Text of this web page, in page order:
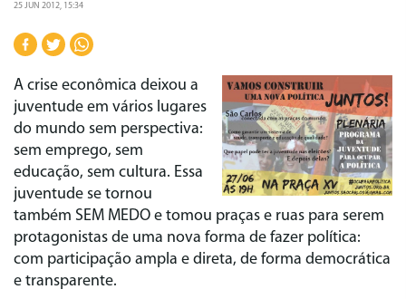
25 JUN 2012, 15:34
A crise econômica deixou a
juventude em vários lugares
do mundo sem perspectiva:
sem emprego, sem
educação, sem cultura. Essa
juventude se tornou
também SEM MEDO e tomou praças e ruas para serem
protagonistas de uma nova forma de fazer política:
com participação ampla e direta, de forma democrática
e transparente.